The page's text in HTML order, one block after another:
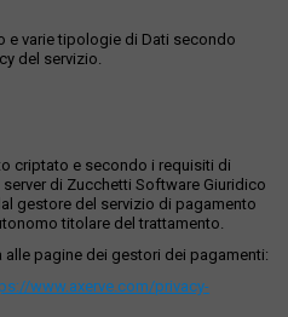
e varie tipologie di Dati secondo
del servizio.
criptato e secondo i requisiti di
di Zucchetti Software Giuridico
gestore del servizio di pagamento
titolare del trattamento.
pagine dei gestori dei pagamenti:
www.axerve.com/privacy-